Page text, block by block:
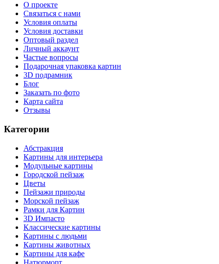
О проекте
Связаться с нами
Условия оплаты
Условия доставки
Оптовый раздел
Личный аккаунт
Частые вопросы
Подарочная упаковка картин
3D подрамник
Блог
Заказать по фото
Карта сайта
Отзывы
Категории
Абстракция
Картины для интерьера
Модульные картины
Городской пейзаж
Цветы
Пейзажи природы
Морской пейзаж
Рамки для Картин
3D Импасто
Классические картины
Картины с людьми
Картины животных
Картины для кафе
Натюрморт